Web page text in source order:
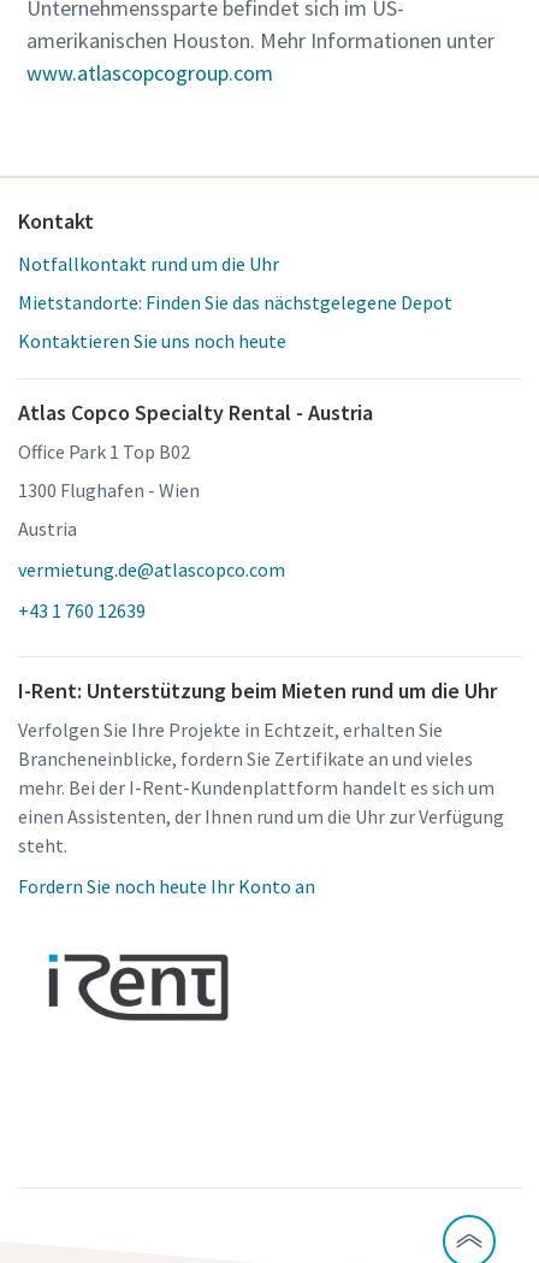
Unternehmenssparte befindet sich im US-
amerikanischen Houston. Mehr Informationen unter
www.atlascopcogroup.com
Kontakt
Notfallkontakt rund um die Uhr
Mietstandorte: Finden Sie das nächstgelegene Depot
Kontaktieren Sie uns noch heute
Atlas Copco Specialty Rental - Austria
Office Park 1 Top B02
1300 Flughafen - Wien
Austria
vermietung.de@atlascopco.com
+43 1 760 12639
I-Rent: Unterstützung beim Mieten rund um die Uhr
Verfolgen Sie Ihre Projekte in Echtzeit, erhalten Sie
Brancheneinblicke, fordern Sie Zertifikate an und vieles
mehr. Bei der I-Rent-Kundenplattform handelt es sich um
einen Assistenten, der Ihnen rund um die Uhr zur Verfügung
steht.
Fordern Sie noch heute Ihr Konto an